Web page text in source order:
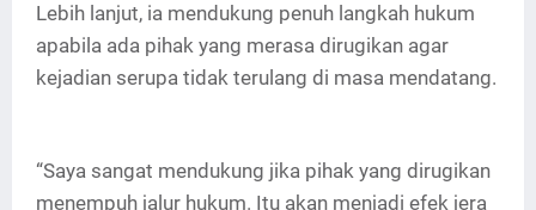
Lebih lanjut, ia mendukung penuh langkah hukum
apabila ada pihak yang merasa dirugikan agar
kejadian serupa tidak terulang di masa mendatang.
“Saya sangat mendukung jika pihak yang dirugikan
menempuh jalur hukum. Itu akan menjadi efek jera